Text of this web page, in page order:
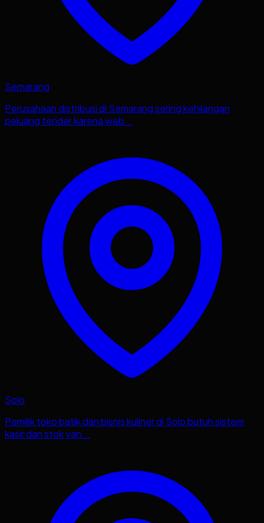
Semarang
Perusahaan distribusi di Semarang sering kehilangan
peluang tender karena web...
Solo
Pemilik toko batik dan bisnis kuliner di Solo butuh sistem
kasir dan stok yan...